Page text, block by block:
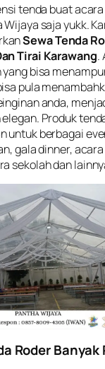
tenda buat
Wijaya saja yukk.
Sewa Tenda
Tirai Karawang.
bisa
pula
anda,
Produk
untuk berbagai
gala dinner,
sekolah dan
Roder